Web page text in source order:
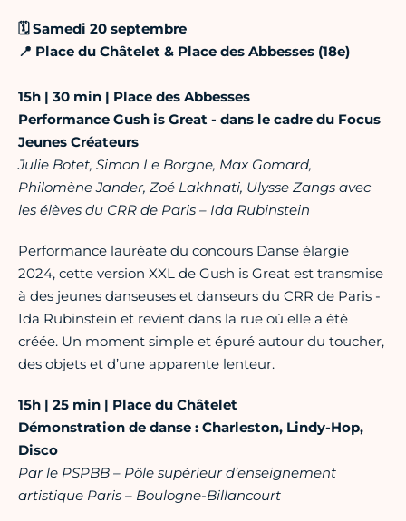
🗓️ Samedi 20 septembre
📍 Place du Châtelet & Place des Abbesses (18e)
15h | 30 min | Place des Abbesses
Performance Gush is Great - dans le cadre du Focus
Jeunes Créateurs
Julie Botet, Simon Le Borgne, Max Gomard,
Philomène Jander, Zoé Lakhnati, Ulysse Zangs avec
les élèves du CRR de Paris – Ida Rubinstein
Performance lauréate du concours Danse élargie
2024, cette version XXL de Gush is Great est transmise
à des jeunes danseuses et danseurs du CRR de Paris -
Ida Rubinstein et revient dans la rue où elle a été
créée. Un moment simple et épuré autour du toucher,
des objets et d’une apparente lenteur.
15h | 25 min | Place du Châtelet
Démonstration de danse : Charleston, Lindy-Hop,
Disco
Par le PSPBB – Pôle supérieur d’enseignement
artistique Paris – Boulogne-Billancourt